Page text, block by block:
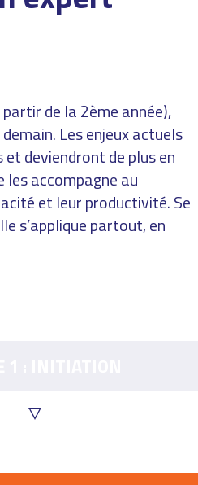
de la 2ème année),
Les enjeux actuels
deviendront de plus en
les accompagne au
et leur productivité. Se
s’applique partout, en